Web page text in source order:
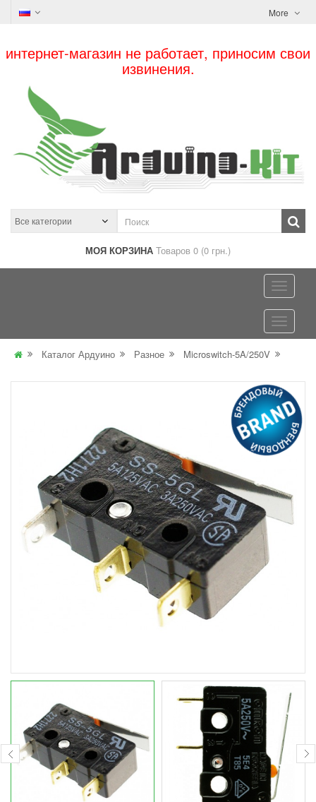
More
интернет-магазин не работает, приносим свои
извинения.
МОЯ КОРЗИНА Товаров 0 (0 грн.)
Каталог Ардуино Разное Microswitch-5A/250V